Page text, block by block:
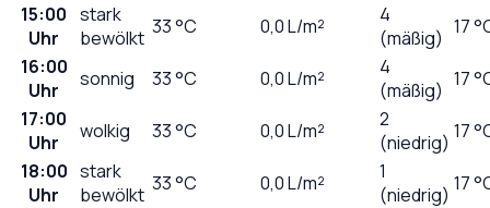
15:00
Uhr
stark
bewölkt 33°C 0,0L/m²
4
(mäßig) 17
16:00
Uhr
sonnig 33°C 0,0L/m²
4
(mäßig) 17
17:00
Uhr
wolkig 33°C 0,0L/m²
2
(niedrig) 17
18:00
Uhr
stark
bewölkt 33°C 0,0L/m²
1
(niedrig) 17